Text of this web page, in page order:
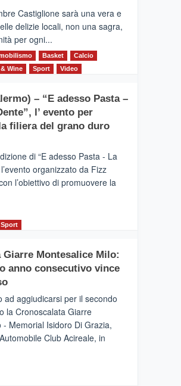
Castiglione sarà una vera e
delizie locali, non una sagra,
per ogni...
Basket
Calcio
Wine Sport Video
– “E adesso Pasta –
l’ evento per
filiera del grano duro
di “E adesso Pasta - La
organizzato da Fizz
l’obiettivo di promuovere la
Sport
Giarre Montesalice Milo:
anno consecutivo vince
ad aggiudicarsi per il secondo
la Cronoscalata Giarre
- Memorial Isidoro Di Grazia,
Club Acireale, in